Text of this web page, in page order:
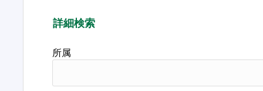
詳細検索
所属